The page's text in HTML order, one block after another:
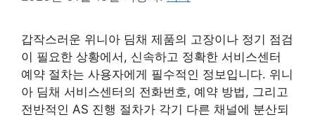
갑작스러운 위니아 딤채 제품의 고장이나 정기 점검
이 필요한 상황에서, 신속하고 정확한 서비스센터
예약 절차는 사용자에게 필수적인 정보입니다. 위니
아 딤채 서비스센터의 전화번호, 예약 방법, 그리고
전반적인 AS 진행 절차가 각기 다른 채널에 분산되